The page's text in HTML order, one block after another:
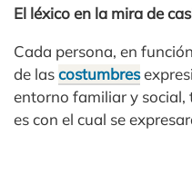
El léxico en la mira de
Cada persona, en
de lascostumbres
entorno familiar y social,
es con el cual se